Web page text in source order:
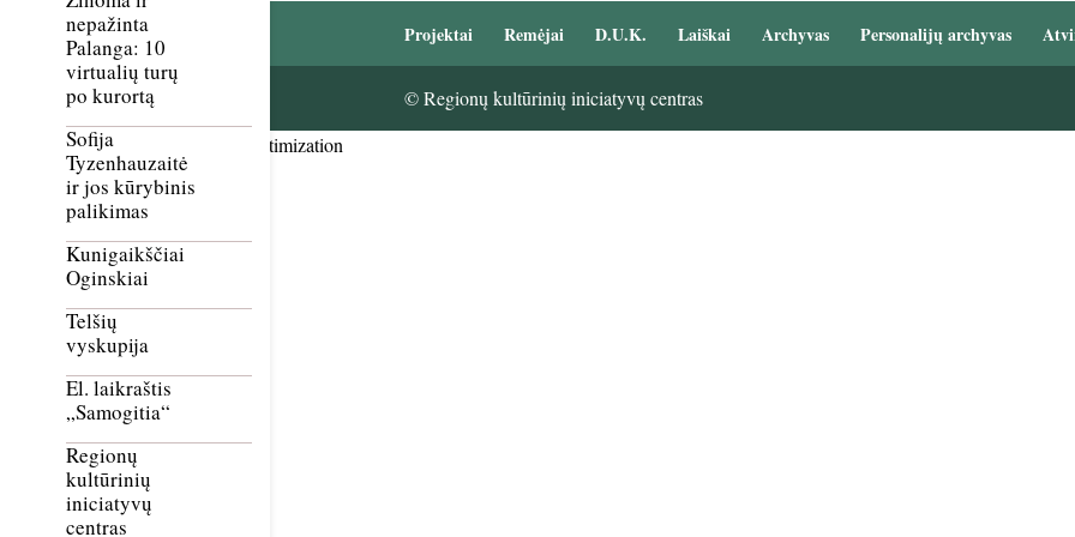
nepažinta
Palanga: 10
virtualių turų
po kurortą
Sofija
Tyzenhauzaitė
ir jos kūrybinis
palikimas
Kunigaikščiai
Oginskiai
Telšių
vyskupija
El. laikraštis
„Samogitia“
Regionų
kultūrinių
iniciatyvų
centras
Projektai Remėjai D.U.K. Laiškai Archyvas Personalijų archyvas
© Regionų kultūrinių iniciatyvų centras
Smush Image Compression and Optimization